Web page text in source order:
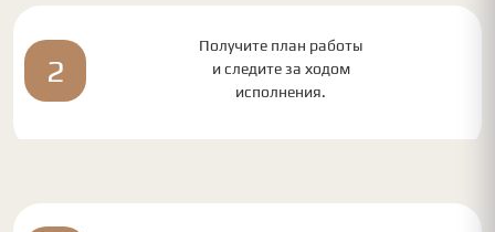
2
Получите план работы
и следите за ходом
исполнения.